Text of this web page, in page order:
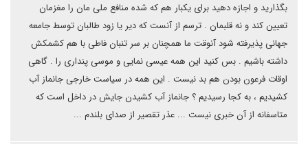
بگذارید و اجازه دهید برای یکبار هم که شده منافع ملی مان را مغزمان
تعیین کند و نه قلبمان . ترسم از آنست که دیر یا زود طالبان توسط جامعه
جهانی پذیرفته شود آنوقت ما همچنان بر سر تنبان فاطی با هم کشمکش
داشته باشیم ‌. بس کنید این همه عیسی نمایی و موسی پنداری را . گاهی
اوقات فرعون بودن هم بد نیست . این همه در سیاست خارجی جانماز آب
کشیدیم ، به کجا رسیدیم ؟ جانماز آب کشیدن جایش در داخل است که
متاسفانه از آن خبری نیست ... عذر تقصیر از صدای بلندم ...